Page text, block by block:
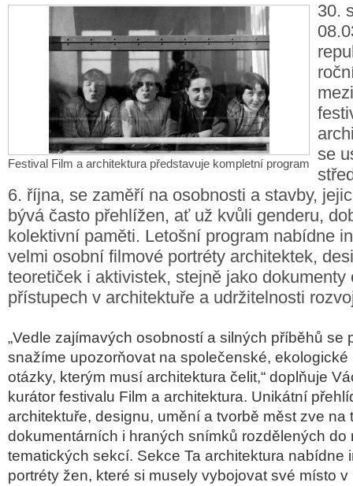
Festival Film a architektura představuje kompletní program
30.
se
6. října, se zaměří na osobnosti a stavby,
bývá často přehlížen, ať už kvůli genderu,
kolektivní paměti. Letošní program nabídne
velmi osobní filmové portréty architektek,
teoretiček i aktivistek, stejně jako dokumenty
přístupech v architektuře a udržitelnosti
„Vedle zajímavých osobností a silných příběhů se
snažíme upozorňovat na společenské, ekologické
otázky, kterým musí architektura čelit,“ doplňuje V
kurátor festivalu Film a architektura. Unikátní přehl
architektuře, designu, umění a tvorbě měst zve na
dokumentárních i hraných snímků rozdělených do
tematických sekcí. Sekce Ta architektura nabídne
portréty žen, které si musely vybojovat své místo v